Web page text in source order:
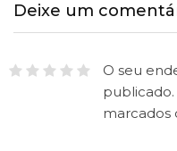
Deixe um
O seu
publicado.
marcados